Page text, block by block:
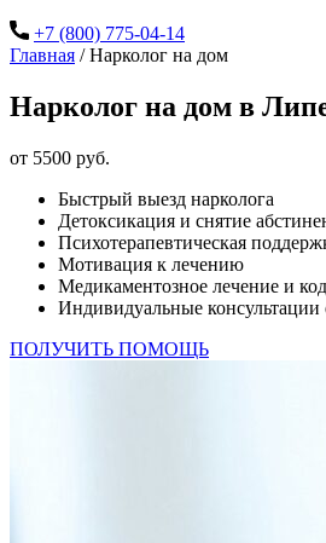
+7 (800) 775-04-14
Главная /Нарколог на дом
Нарколог на дом в
от 5500 руб.
Быстрый выезд нарколога
Детоксикация и снятие
Психотерапевтическая
Мотивация к лечению
Медикаментозное лечение и
Индивидуальные консультации
ПОЛУЧИТЬ ПОМОЩЬ